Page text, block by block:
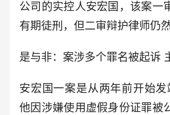
公司的实控人安宏国，该案一
有期徒刑，但二审辩护律师仍
是与非：案涉多个罪名被起诉
安宏国一案是从两年前开始发
他因涉嫌使用虚假身份证罪被